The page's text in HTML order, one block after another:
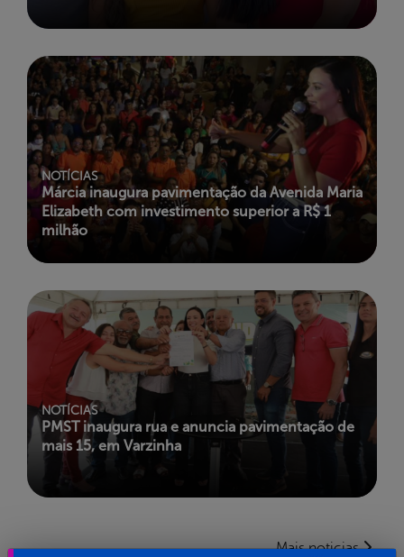
NOTÍCIAS
Márcia inaugura pavimentação da Avenida Maria
Elizabeth com investimento superior a R$ 1
milhão
NOTÍCIAS
PMST inaugura rua e anuncia pavimentação de
mais 15, em Varzinha
Mais noticias